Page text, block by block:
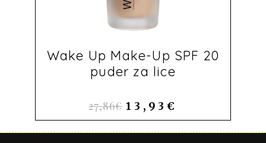
Wake Up Make-Up SPF 20
puder za lice
27,86€ 13,93 €